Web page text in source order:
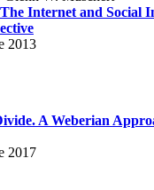
Internet and Social
2013
A Weberian
2017